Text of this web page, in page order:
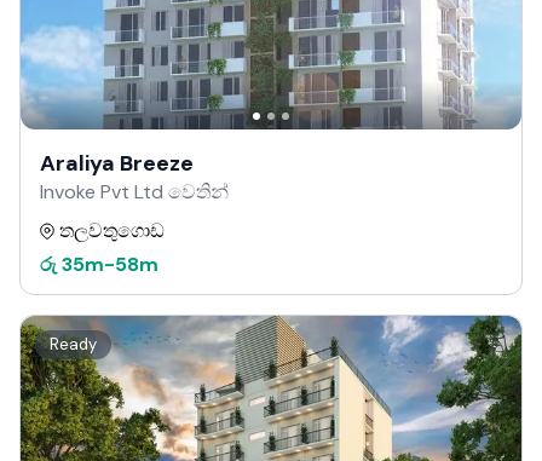
Araliya Breeze
Invoke Pvt Ltd වෙතින්
තලවතුගොඩ
රු 35m-58m
Ready